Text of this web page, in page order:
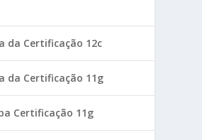
da Certificação 12c
da Certificação 11g
Certificação 11g